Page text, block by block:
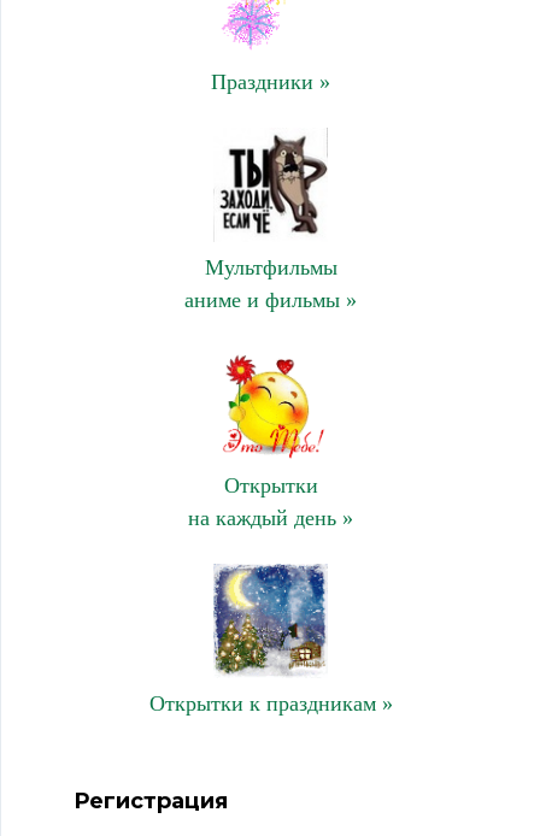
Праздники »
Мультфильмы
аниме и фильмы »
Открытки
на каждый день »
Открытки к праздникам »
Регистрация